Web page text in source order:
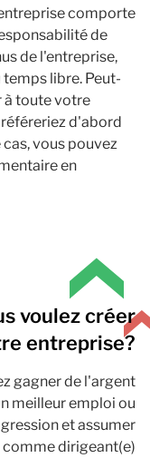
comporte
de
de l'entreprise,
libre. Peut-
à toute votre
d'abord
vous pouvez
en
voulez créer
entreprise?
gagner de l'argent
meilleur emploi ou
et assumer
dirigeant(e)